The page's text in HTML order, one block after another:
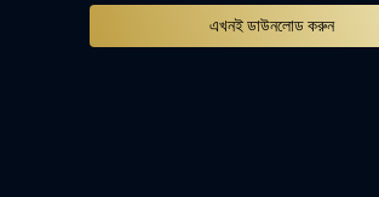
এখনই ডাউনলোড করুন